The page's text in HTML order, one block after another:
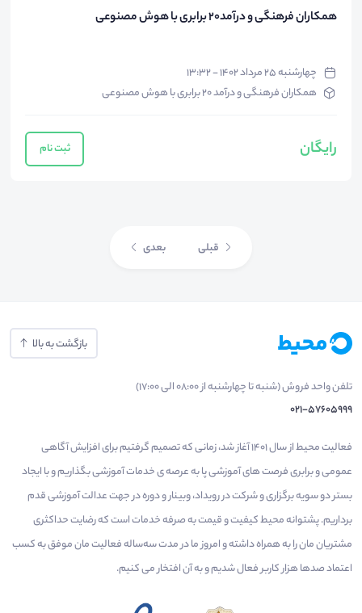
همکاران فرهنگی و درآمد20 برابری با هوش مصنوعی
چهارشنبه ۲۵ مرداد ۱۴۰۲ - ۱۳:۳۲
همکاران فرهنگی و درآمد 20 برابری با هوش مصنوعی
رایگان ثبت نام
قبلی بعدی
بازگشت به بالا
تلفن واحد فروش (شنبه تا چهارشنبه از 08:00 الی 17:00)
021-57605999
فعالیت محیط از سال 1401 آغاز شد، زمانی که تصمیم گرفتیم برای افزایش آگاهی
عمومی و برابری فرصت های آموزشی پا به عرصه ی خدمات آموزشی بگذاریم و با ایجاد
بستر دو سویه برگزاری و شرکت در رویداد، وبینار و دوره در جهت عدالت آموزشی قدم
برداریم. پشتوانه محیط کیفیت و قیمت به صرفه خدمات است که رضایت حداکثری
مشتریان مان را به همراه داشته و امروز ما در مدت سه‌ساله فعالیت مان موفق به کسب
اعتماد صدها هزار کاربر فعال شدیم و به آن افتخار می‌ کنیم.